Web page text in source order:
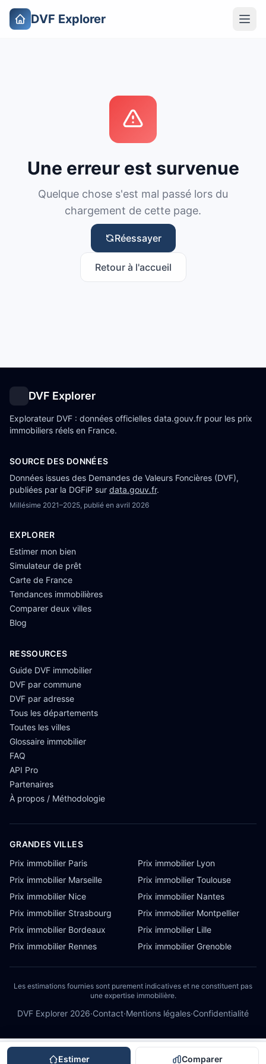
DVF Explorer
Une erreur est survenue
Quelque chose s'est mal passé lors du
chargement de cette page.
Réessayer
Retour à l'accueil
Estimer Comparer
DVF Explorer
Explorateur DVF : données officielles data.gouv.fr pour les prix
immobiliers réels en France.
SOURCE DES DONNÉES
Données issues des Demandes de Valeurs Foncières (DVF),
publiées par la DGFiP sur data.gouv.fr.
Millésime 2021–2025, publié en avril 2026
EXPLORER
Estimer mon bien
Simulateur de prêt
Carte de France
Tendances immobilières
Comparer deux villes
Blog
RESSOURCES
Guide DVF immobilier
DVF par commune
DVF par adresse
Tous les départements
Toutes les villes
Glossaire immobilier
FAQ
API Pro
Partenaires
À propos / Méthodologie
GRANDES VILLES
Prix immobilier Paris
Prix immobilier Lyon
Prix immobilier Marseille
Prix immobilier Toulouse
Prix immobilier Nice
Prix immobilier Nantes
Prix immobilier Strasbourg
Prix immobilier Montpellier
Prix immobilier Bordeaux
Prix immobilier Lille
Prix immobilier Rennes
Prix immobilier Grenoble
Les estimations fournies sont purement indicatives et ne constituent pas
une expertise immobilière.
DVF Explorer 2026·Contact·Mentions légales·Confidentialité